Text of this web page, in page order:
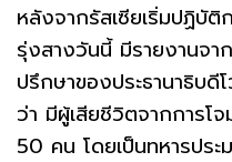
หลังจากรัสเซียเริ่มปฏิบั
รุ่งสางวันนี้ มีรายงานจา
ปรึกษาของประธานาธิบดี
ว่า มีผู้เสียชีวิตจากการโ
50 คน โดยเป็นทหารปร